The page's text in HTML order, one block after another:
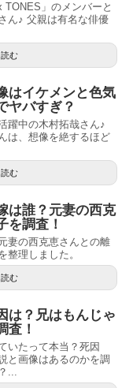
TONES」のメンバーと
ん♪ 父親は有名な俳優
む
はイケメンと色気
ヤバすぎ？
躍中の木村拓哉さん♪
は、想像を絶するほど
む
は誰？元妻の西克
を調査！
妻の西克恵さんとの離
整理しました。
む
は？兄はもんじゃ
査！
いたって本当？死因
と画像はあるのかを調
...